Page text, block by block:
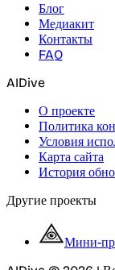
Блог
Медиакит
Контакты
FAQ
AIDive
О проекте
Политика
Условия
Карта сайта
История
Другие проекты
Мини-